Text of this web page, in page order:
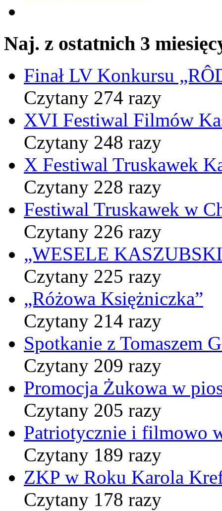
Naj. z ostatnich 3
Finał LV Konkursu
Czytany 274 razy
XVI Festiwal Filmów
Czytany 248 razy
X Festiwal Truskawek
Czytany 228 razy
Festiwal Truskawek w
Czytany 226 razy
„WESELE
Czytany 225 razy
„Różowa Księżniczka”
Czytany 214 razy
Spotkanie z Tomaszem
Czytany 209 razy
Promocja Żukowa w
Czytany 205 razy
Patriotycznie i filmowo
Czytany 189 razy
ZKP w Roku Karola
Czytany 178 razy